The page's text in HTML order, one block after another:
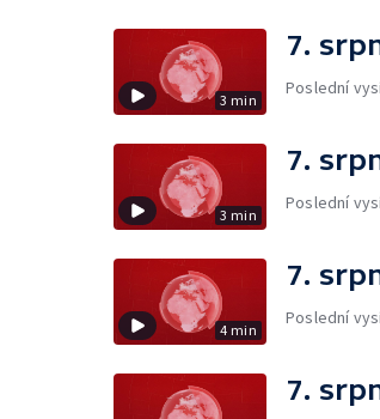
3 min
7.
Poslední
3 min
7.
Poslední
4 min
7.
Poslední
7.